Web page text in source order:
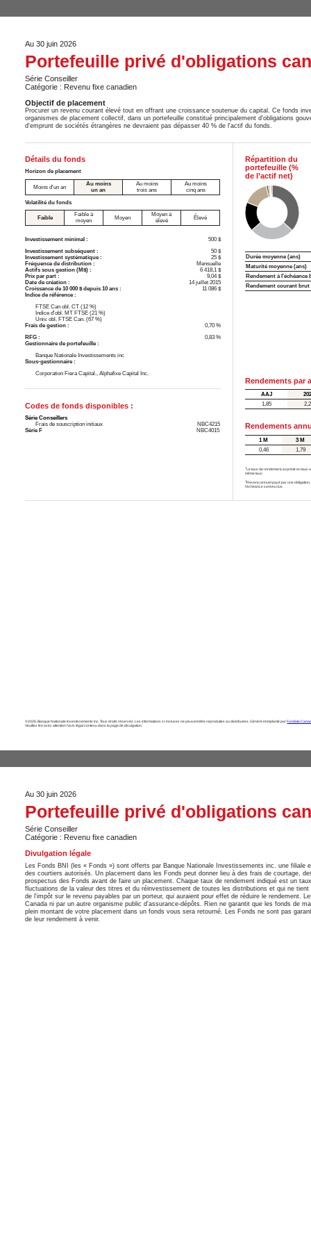
Au 30 juin 2026
Portefeuille privé d'obligations
Série Conseiller
Catégorie : Revenu fixe canadien
Objectif de placement
Procurer un revenu courant élevé tout en offrant une croissance soutenue du capital. Ce fonds
organismes de placement collectif, dans un portefeuille constitué principalement d'obligations
d'emprunt de sociétés étrangères ne devraient pas dépasser 40 % de l'actif du fonds.
Détails du fonds
Horizon de placement
Moins d'un an
Au moins
un an
Au moins
trois ans
Au moins
cinq ans
Volatilité du fonds
Faible
Faible à
moyen
Moyen
Moyen à
élevé
Élevé
Investissement minimal :
500 $
Investissement subséquent :
50 $
Investissement systématique :
25 $
Fréquence de distribution :
Mensuelle
Actifs sous gestion (M$) :
6 418,1 $
Prix par part :
9,04 $
Date de création :
14 juillet 2015
Croissance de 10 000 $ depuis 10 ans :
11 086 $
Indice de référence :
FTSE Can obl. CT (12 %)
Indice d'obl. MT FTSE (21 %)
Univ. obl. FTSE Can. (67 %)
Frais de gestion :
0,70 %
RFG :
0,83 %
Gestionnaire de portefeuille :
Banque Nationale Investissements inc
Sous-gestionnaire :
Corporation Fiera Capital., Alphafixe Capital Inc.
Codes de fonds disponibles :
Série Conseillers
Frais de souscription initiaux
NBC4215
Série F
NBC4015
Répartition du
portefeuille (%
de l’actif net)
Durée moyenne (ans)
Maturité moyenne (ans)
Rendement à l'échéance
Rendement courant brut
Rendements par
AAJ
1,85
Rendements
1 M
3 M
0,46
1,79
†Le taux de rendement, exprimé en taux
même taux.
‡Revenu annuel payé par une
l’échéance sont exclus.
©2026. Banque Nationale Investissements Inc. Tous droits réservés. Les informations ci-incluses ne peuvent être reproduites ou distribuées. Généré et implanté parFundata
Veuillez lire avec attention l’avis légal contenu dans la page de divulgation.
Au 30 juin 2026
Portefeuille privé d'obligations
Série Conseiller
Catégorie : Revenu fixe canadien
Divulgation légale
Les Fonds BNI (les « Fonds ») sont offerts par Banque Nationale Investissements inc. une
des courtiers autorisés. Un placement dans les Fonds peut donner lieu à des frais de courtage,
prospectus des Fonds avant de faire un placement. Chaque taux de rendement indiqué est un
fluctuations de la valeur des titres et du réinvestissement de toutes les distributions et qui ne
de l'impôt sur le revenu payables par un porteur, qui auraient pour effet de réduire le rendement.
Canada ni par un autre organisme public d'assurance-dépôts. Rien ne garantit que les fonds de
plein montant de votre placement dans un fonds vous sera retourné. Les Fonds ne sont pas
de leur rendement à venir.